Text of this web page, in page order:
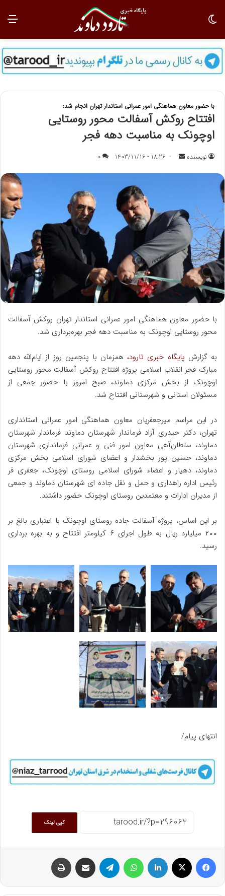
با حضور معاون هماهنگی امور عمرانی استاندار تهران انجام شد؛
افتتاح روکش آسفالت محور روستایی
اوچونک به مناسبت دهه فجر
نویسنده
ب
ه
ا
ی
ی
ل
18:26 - 1403/11/16
0
با حضور معاون هماهنگی امور عمرانی استاندار تهران روکش آسفالت
محور روستایی اوچونک به مناسبت دهه فجر بهره‌برداری شد.
به گزارش پایگاه خبری تارود، همزمان با پنجمین روز از ایام‌الله دهه
مبارک فجر انقلاب اسلامی پروژه افتتاح روکش آسفالت محور روستایی
اوچونک از بخش مرکزی دماوند، صبح امروز با حضور جمعی از
مسئولان استانی و شهرستانی افتتاح شد.
در این مراسم میرجعفریان معاون هماهنگی امور عمرانی استانداری
تهران، دکتر حیدری آزاد فرماندار شهرستان دماوند فرماندار شهرستان
دماوند، سلطان‌آهی معاون امور فنی و عمرانی فرمانداری شهرستان
دماوند، حسین پور بخشدار و اعضای شورای اسلامی بخش مرکزی
دماوند، دهیار و اعضاء شورای اسلامی روستای اوچونک، جعفری فر
رئیس اداره راهداری و حمل و نقل جاده ای شهرستان دماوند و جمعی
از مدیران ادارات و معتمدین روستای اوچونک حضور داشتند.
بر این اساس، پروژه آسفالت جاده روستای اوچونک با اعتباری بالغ‌ بر
۲۰۰ میلیارد ریال به طول اجرای ۶ کیلومتر افتتاح و به بهره برداری
رسید.
انتهای پیام/
کپی لینک
ایکس